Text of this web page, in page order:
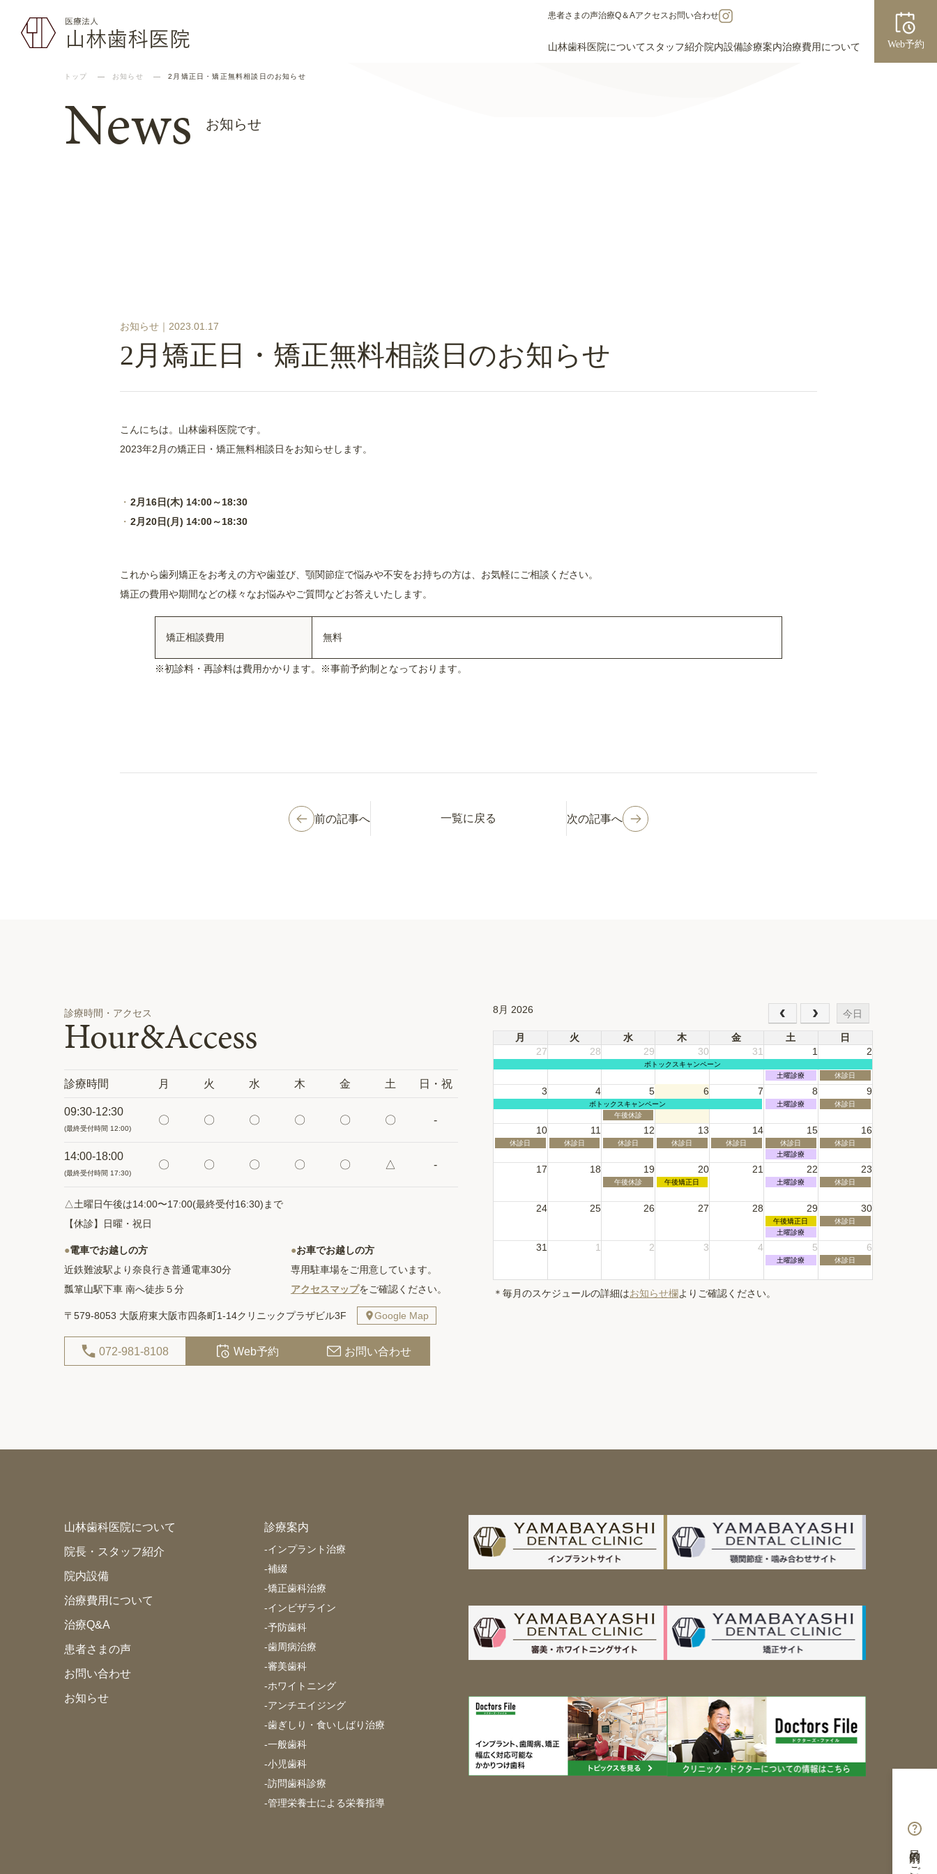
患者さまの声治療Q＆Aアクセスお問い合わせ
山林歯科医院についてスタッフ紹介院内設備診療案内治療費用について Web予約
目的別のご案内
トップ お知らせ 2月矯正日・矯正無料相談日のお知らせ
News お知らせ
お知らせ｜ 2023.01.17
2月矯正日・矯正無料相談日のお知らせ
こんにちは。山林歯科医院です。
2023年2月の矯正日・矯正無料相談日をお知らせします。
2月16日(木) 14:00～18:30
2月20日(月) 14:00～18:30
これから歯列矯正をお考えの方や歯並び、顎関節症で悩みや不安をお持ちの方は、お気軽にご相談ください。
矯正の費用や期間などの様々なお悩みやご質問などお答えいたします。
矯正相談費用 無料
※初診料・再診料は費用かかります。※事前予約制となっております。
前の記事へ 一覧に戻る 次の記事へ
診療時間・アクセス
Hour&Access
診療時間 月 火 水 木 金 土 日・祝
09:30-12:30
(最終受付時間 12:00)
〇 〇 〇 〇 〇 〇 -
14:00-18:00
(最終受付時間 17:30)
〇 〇 〇 〇 〇 △ -
△土曜日午後は14:00〜17:00(最終受付16:30)まで
【休診】日曜・祝日
●電車でお越しの方
近鉄難波駅より奈良行き普通電車30分
瓢箪山駅下車 南へ徒歩５分
●お車でお越しの方
専用駐車場をご用意しています。
アクセスマップをご確認ください。
〒579-8053 大阪府東大阪市四条町1-14クリニックプラザビル3F Google Map
072-981-8108 Web予約 お問い合わせ
8月 2026 今日
月 火 水 木 金 土
日
27
28 29 30 31 1 2
月
月
6th
ボトックスキャンペーン
土
曜
8
月
土曜診療
日
曜
8
月
休診日
3 4 5 6 7 8 9
月
日,
7
月
6th
ボトックスキャンペーン
土
日,
月
8th
2026
土曜診療
日
日,
月
9th
休診日
水
曜
午後休診
10 11 12 13 14 15 16
月
日,
休診日
火
日,
休診日
水
日,
月
12th
休診日
木
日,
月
13th
休診日
金
日,
休診日
土
曜
日,
月
15th
休診日
日
日,
月
16th
休診日
土
曜
8
土曜診療
17 18 19 20 21 22 23
水
日,
午後休診
木
日,
午後矯正日
土
日,
月
22nd
2026
土曜診療
日
日,
月
23rd
休診日
24 25 26 27 28 29 30
土
曜
日,
月
29th
午後矯正日
日
日,
月
30th
休診日
土
曜
8
土曜診療
31 1 2 3 4 5 6
土
日,
土曜診療
日
日,
休診日
＊毎月のスケジュールの詳細はお知らせ欄よりご確認ください。
山林歯科医院について
院長・スタッフ紹介
院内設備
治療費用について
治療Q&A
患者さまの声
お問い合わせ
お知らせ
診療案内
-インプラント治療
-補綴
-矯正歯科治療
-インビザライン
-予防歯科
-歯周病治療
-審美歯科
-ホワイトニング
-アンチエイジング
-歯ぎしり・食いしばり治療
-一般歯科
-小児歯科
-訪問歯科診療
-管理栄養士による栄養指導